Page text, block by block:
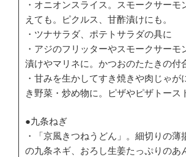
・オニオンスライス。スモークサーモ
えても。ピクルス、甘酢漬けにも。
・ツナサラダ、ポテトサラダの具に
・アジのフリッターやスモークサーモ
漬けやマリネに。かつおのたたきの付
・甘みを生かしてすき焼きや肉じゃが
き野菜・炒め物に。ピザやピザトース
●九条ねぎ
・「京風きつねうどん」。細切りの薄
の九条ネギ、おろし生姜たっぷりのあ